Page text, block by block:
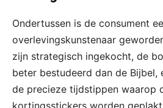
Ondertussen is de consument
overlevingskunstenaar
zijn strategisch ingekocht, de
beter bestudeerd dan de Bijbel,
de precieze tijdstippen waarop